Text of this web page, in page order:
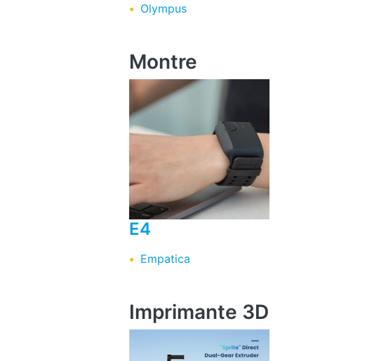
Olympus
Montre
E4
Empatica
Imprimante 3D